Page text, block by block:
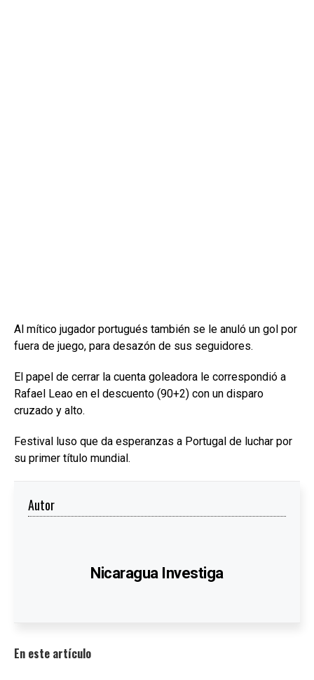
Al mítico jugador portugués también se le anuló un gol por
fuera de juego, para desazón de sus seguidores.
El papel de cerrar la cuenta goleadora le correspondió a
Rafael Leao en el descuento (90+2) con un disparo
cruzado y alto.
Festival luso que da esperanzas a Portugal de luchar por
su primer título mundial.
Autor
Nicaragua Investiga
En este artículo